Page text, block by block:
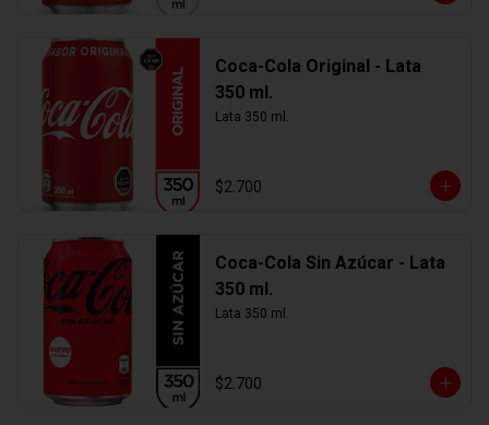
Coca-Cola Original - Lata
350 ml.
Lata 350 ml.
$2.700
Coca-Cola Sin Azúcar - Lata
350 ml.
Lata 350 ml.
$2.700